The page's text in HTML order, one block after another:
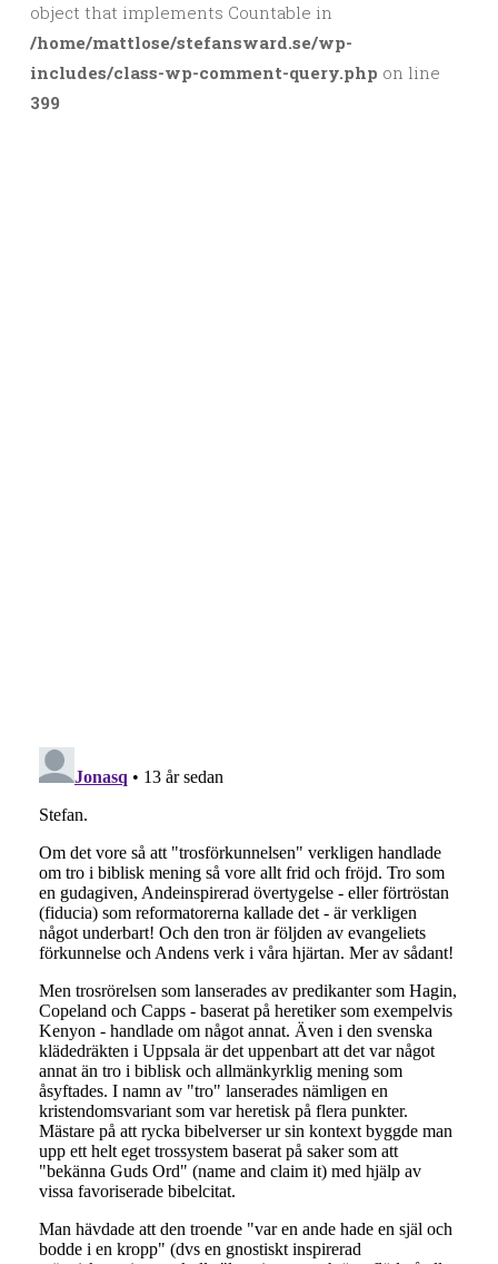
object that implements Countable in
/home/mattlose/stefansward.se/wp-
includes/class-wp-comment-query.php on line
399